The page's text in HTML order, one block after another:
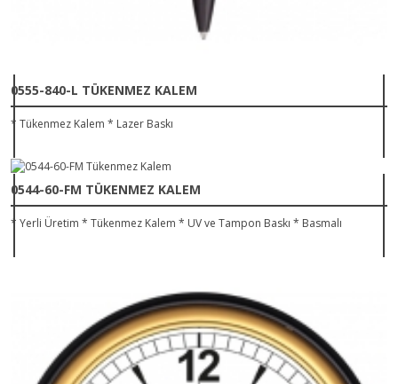
0555-840-L TÜKENMEZ KALEM
* Tükenmez Kalem * Lazer Baskı
0544-60-FM TÜKENMEZ KALEM
* Yerli Üretim * Tükenmez Kalem * UV ve Tampon Baskı * Basmalı